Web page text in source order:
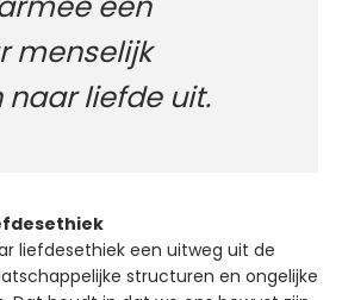
menselijk
naar liefde uit.
liefdesethiek een uitweg uit de
structuren en ongelijke